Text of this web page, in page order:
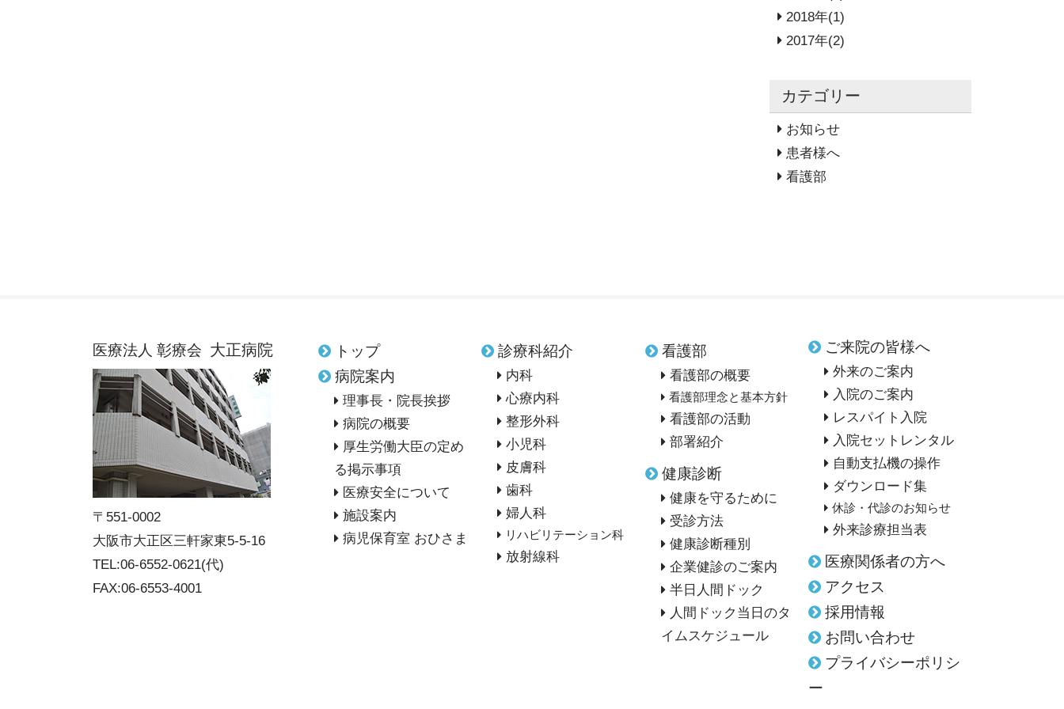
2018年(1)
2017年(2)
カテゴリー
お知らせ
患者様へ
看護部
医療法人 彰療会 大正病院
〒551-0002
大阪市大正区三軒家東5-5-16
TEL:06-6552-0621(代)
FAX:06-6553-4001
トップ
病院案内
理事長・院長挨拶
病院の概要
厚生労働大臣の定め
る掲示事項
医療安全について
施設案内
病児保育室 おひさま
診療科紹介
内科
心療内科
整形外科
小児科
皮膚科
歯科
婦人科
リハビリテーション科
放射線科
看護部
看護部の概要
看護部理念と基本方針
看護部の活動
部署紹介
健康診断
健康を守るために
受診方法
健康診断種別
企業健診のご案内
半日人間ドック
人間ドック当日のタ
イムスケジュール
ご来院の皆様へ
外来のご案内
入院のご案内
レスパイト入院
入院セットレンタル
自動支払機の操作
ダウンロード集
休診・代診のお知らせ
外来診療担当表
医療関係者の方へ
アクセス
採用情報
お問い合わせ
プライバシーポリシ
ー